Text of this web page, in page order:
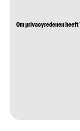
Om privacyredenen heeft